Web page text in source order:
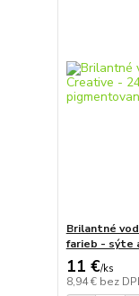
Brilantné
farieb - sýte
11 €/ks
8,94 € bez